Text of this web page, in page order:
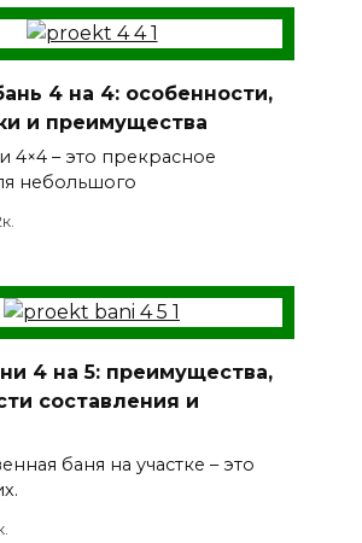
4 на 4: особенности,
и преимущества
4×4 – это прекрасное
небольшого
4 на 5: преимущества,
составления и
баня на участке – это